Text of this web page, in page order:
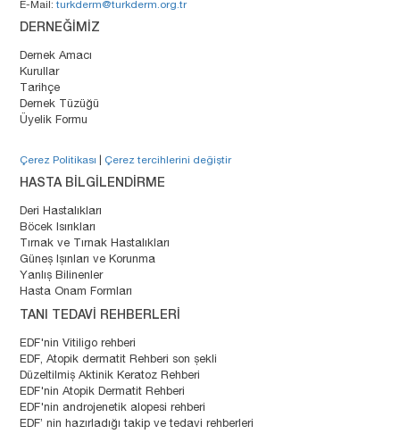
E-Mail:turkderm@turkderm.org.tr
DERNEĞİMİZ
Dernek Amacı
Kurullar
Tarihçe
Dernek Tüzüğü
Üyelik Formu
Çerez Politikası Çerez tercihlerini değiştir
HASTA BİLGİLENDİRME
Deri Hastalıkları
Böcek Isırıkları
Tırnak ve Tırnak Hastalıkları
Güneş Işınları ve Korunma
Yanlış Bilinenler
Hasta Onam Formları
TANI TEDAVİ REHBERLERİ
EDF'nin Vitiligo rehberi
EDF, Atopik dermatit Rehberi son şekli
Düzeltilmiş Aktinik Keratoz Rehberi
EDF'nin Atopik Dermatit Rehberi
EDF'nin androjenetik alopesi rehberi
EDF’ nin hazırladığı takip ve tedavi rehberleri